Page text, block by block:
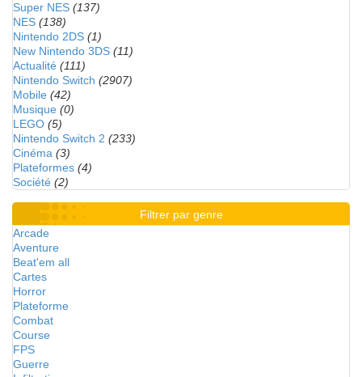
Super NES (137)
NES (138)
Nintendo 2DS (1)
New Nintendo 3DS (11)
Actualité (111)
Nintendo Switch (2907)
Mobile (42)
Musique (0)
LEGO (5)
Nintendo Switch 2 (233)
Cinéma (3)
Plateformes (4)
Société (2)
Filtrer par genre
Arcade
Aventure
Beat'em all
Cartes
Horror
Plateforme
Combat
Course
FPS
Guerre